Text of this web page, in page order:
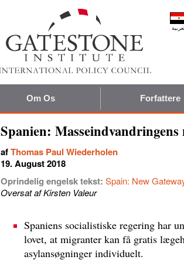
Om Os Forfattere
Spanien:
afThomas Paul Wiederholen
19. August 2018
Oprindelig engelsk tekst: Spain: New
Oversat af Kirsten Valeur
Spaniens socialistiske regering har
lovet, at migranter kan få gratis
asylansøgninger individuelt.